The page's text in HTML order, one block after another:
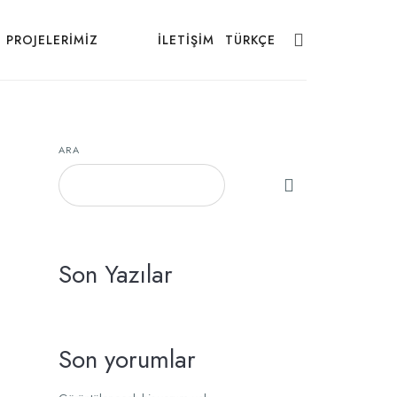
PROJELERIMIZ İLETIŞIM TÜRKÇE
ARA
Son Yazılar
Son yorumlar